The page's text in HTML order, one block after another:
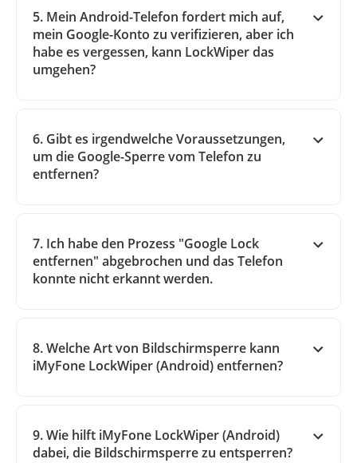
5. Mein Android-Telefon fordert mich auf,
mein Google-Konto zu verifizieren, aber ich
habe es vergessen, kann LockWiper das
umgehen?
6. Gibt es irgendwelche Voraussetzungen,
um die Google-Sperre vom Telefon zu
entfernen?
7. Ich habe den Prozess "Google Lock
entfernen" abgebrochen und das Telefon
konnte nicht erkannt werden.
8. Welche Art von Bildschirmsperre kann
iMyFone LockWiper (Android) entfernen?
9. Wie hilft iMyFone LockWiper (Android)
dabei, die Bildschirmsperre zu entsperren?